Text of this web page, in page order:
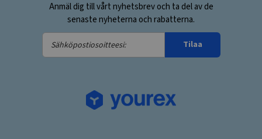
Anmäl dig till vårt nyhetsbrev och ta del av de
senaste nyheterna och rabatterna.
Sähköpostiosoitteesi:
Tilaa